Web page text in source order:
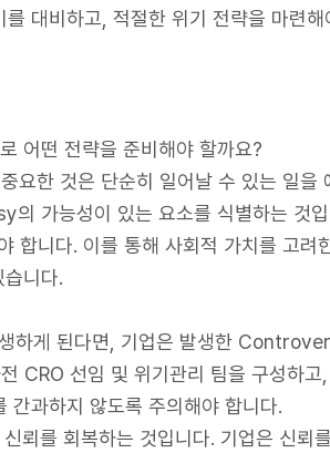
대비하고, 적절한 위기 전략을 마련해
어떤 전략을 준비해야 할까요?
요한 것은 단순히 일어날 수 있는 일을
가능성이 있는 요소를 식별하는 것
합니다. 이를 통해 사회적 가치를 고려
니다.
게 된다면, 기업은 발생한
CRO 선임 및 위기관리 팀을 구성하
간과하지 않도록 주의해야 합니다.
를 회복하는 것입니다. 기업은 신뢰